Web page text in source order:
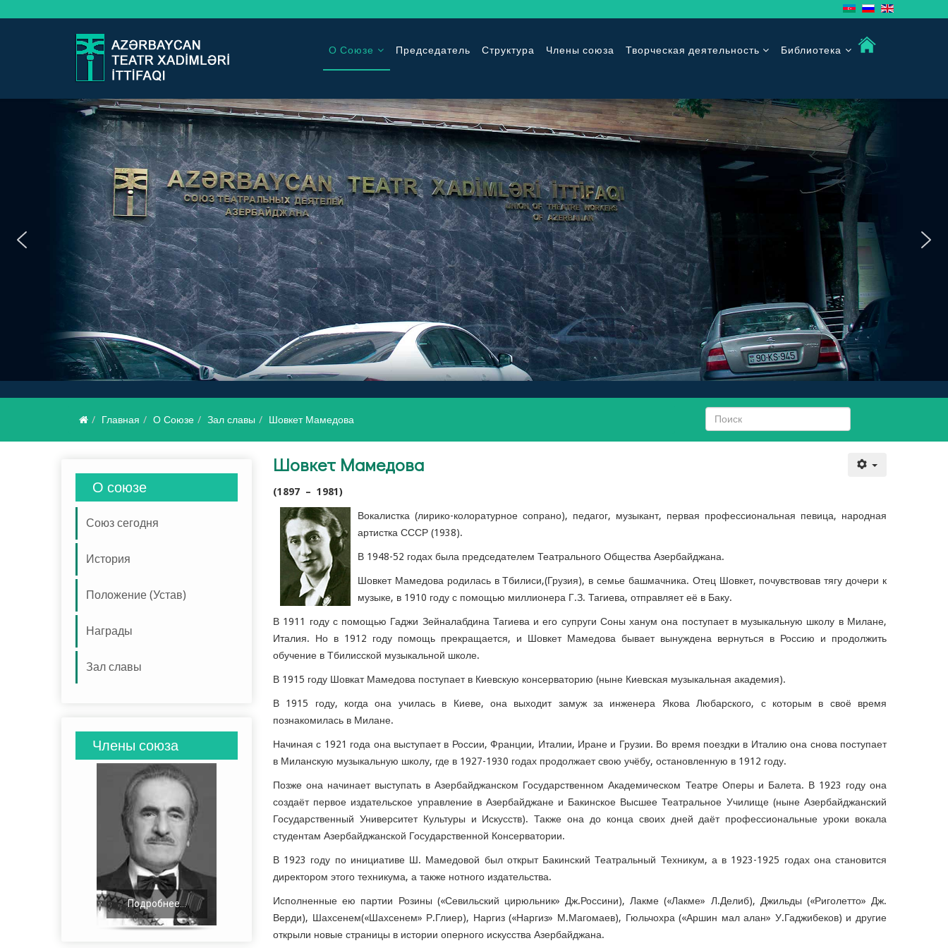
О Союзе Председатель Структура Члены союза Творческая деятельность Библиотека
Главная О Союзе Зал славы Шовкет Мамедова
О союзе
Союз сегодня
История
Положение (Устав)
Награды
Зал славы
Члены союза
Подробнее... Подробнее...
Шовкет Мамедова
(1897 – 1981)
Вокалистка (лирико-колоратурное сопрано), педагог, музыкант, первая профессиональная певица, народная
артистка СССР (1938).
В 1948-52 годах была председателем Театрального Общества Азербайджана.
Шовкет Мамедова родилась в Тбилиси,(Грузия), в семье башмачника. Отец Шовкет, почувствовав тягу дочери к
музыке, в 1910 году с помощью миллионера Г.З. Тагиева, отправляет её в Баку.
В 1911 году с помощью Гаджи Зейналабдина Тагиева и его супруги Соны ханум она поступает в музыкальную школу в Милане,
Италия. Но в 1912 году помощь прекращается, и Шовкет Мамедова бывает вынуждена вернуться в Россию и продолжить
обучение в Тбилисской музыкальной школе.
В 1915 году Шовкат Мамедова поступает в Киевскую консерваторию (ныне Киевская музыкальная академия).
В 1915 году, когда она училась в Киеве, она выходит замуж за инженера Якова Любарского, с которым в своё время
познакомилась в Милане.
Начиная с 1921 года она выступает в России, Франции, Италии, Иране и Грузии. Во время поездки в Италию она снова поступает
в Миланскую музыкальную школу, где в 1927-1930 годах продолжает свою учёбу, остановленную в 1912 году.
Позже она начинает выступать в Азербайджанском Государственном Академическом Театре Оперы и Балета. В 1923 году она
создаёт первое издательское управление в Азербайджане и Бакинское Высшее Театральное Училище (ныне Азербайджанский
Государственный Университет Культуры и Искусств). Также она до конца своих дней даёт профессиональные уроки вокала
студентам Азербайджанской Государственной Консерватории.
В 1923 году по инициативе Ш. Мамедовой был открыт Бакинский Театральный Техникум, а в 1923-1925 годах она становится
директором этого техникума, а также нотного издательства.
Исполненные ею партии Розины («Севильский цирюльник» Дж.Россини), Лакме («Лакме» Л.Делиб), Джильды («Риголетто» Дж.
Верди), Шахсенем(«Шахсенем» Р.Глиер), Наргиз («Наргиз» М.Магомаев), Гюльчохра («Аршин мал алан» У.Гаджибеков) и другие
открыли новые страницы в истории оперного искусства Азербайджана.